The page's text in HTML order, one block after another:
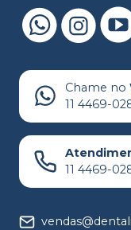
Chame no
11 4469-
11 4469-